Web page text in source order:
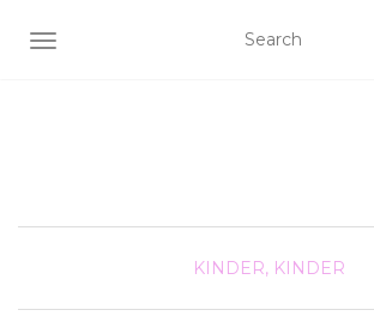
SCHALTE NAVIGATION
KINDER, KINDER